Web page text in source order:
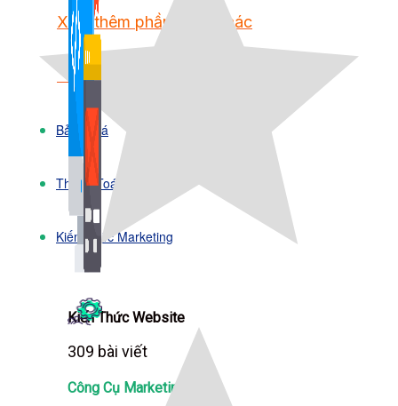
Kiến Thức Website
309 bài viết
Xem thêm phần mềm khác
Xem thêm phần mềm khác
Bảng Giá
Thanh Toán
Kiến Thức Marketing
Công Cụ Marketing